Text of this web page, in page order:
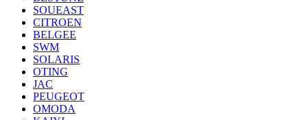
SOUEAST
CITROEN
BELGEE
SWM
SOLARIS
OTING
JAC
PEUGEOT
OMODA